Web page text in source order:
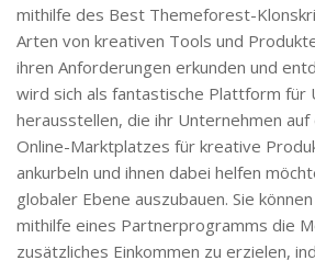
mithilfe des Best Themeforest-
Arten von kreativen Tools und
ihren Anforderungen erkunden und
wird sich als fantastische Plattform für
herausstellen, die ihr Unternehmen
Online-Marktplatzes für kreative
ankurbeln und ihnen dabei helfen
globaler Ebene auszubauen. Sie
mithilfe eines Partnerprogramms die
zusätzliches Einkommen zu erzielen,